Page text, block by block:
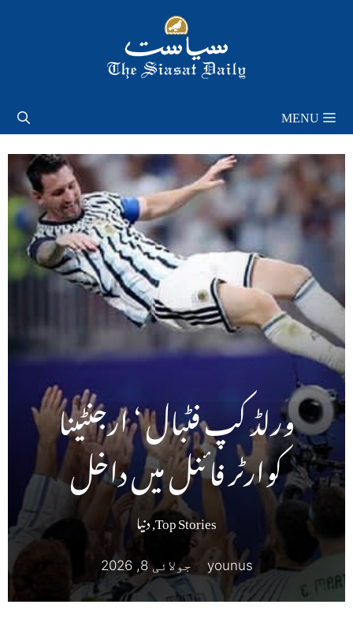
MENU
ورلڈ کپ فٹبال ‘ ارجنٹینا
کوارٹر فائنل میں داخل
Top Stories
,دنیا
younus جولائی 8, 2026